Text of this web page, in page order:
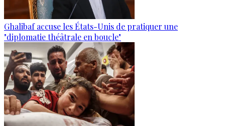
Ghalibaf accuse les États-Unis de pratiquer une
"diplomatie théâtrale en boucle"